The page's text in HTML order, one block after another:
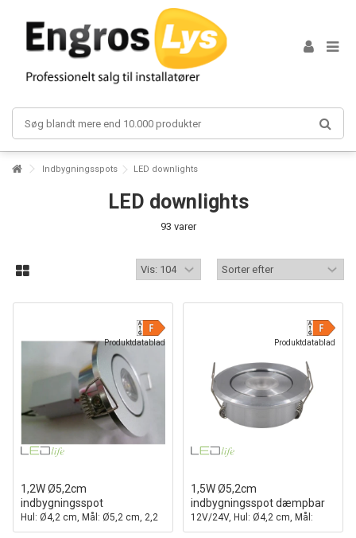
Lorem ipsum dolor sit amet
Lorem ipsum dolor sit amet, consectetur adipisicing elit, sed do
eiusmod tempor incididunt ut labore et dolore magna aliqua. Ut enim ad
minim veniam, quis nostrud exercitation ullamco laboris nisi ut aliquip ex
ea commodo consequat.
Read more
Lorem ipsum dolor sit amet
Lorem ipsum dolor sit amet, consectetur adipisicing elit, sed do
minim veniam, quis nostrud exercitation ullamco laboris nisi ut aliquip ex
ea commodo consequat.
Indbygningsspots LED downlights
LED downlights
93 varer
Produktdatablad
1,2W Ø5,2cm
indbygningsspot
Hul: Ø4,2 cm, Mål: Ø5,2 cm, 2,2
cm høj
Produktdatablad
1,5W Ø5,2cm
indbygningsspot dæmpbar
12V/24V, Hul: Ø4,2 cm, Mål:
Ø5,2 cm, 2,2 cm høj